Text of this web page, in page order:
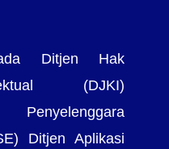
Ditjen Hak
(DJKI)
Penyelenggara
Ditjen Aplikasi